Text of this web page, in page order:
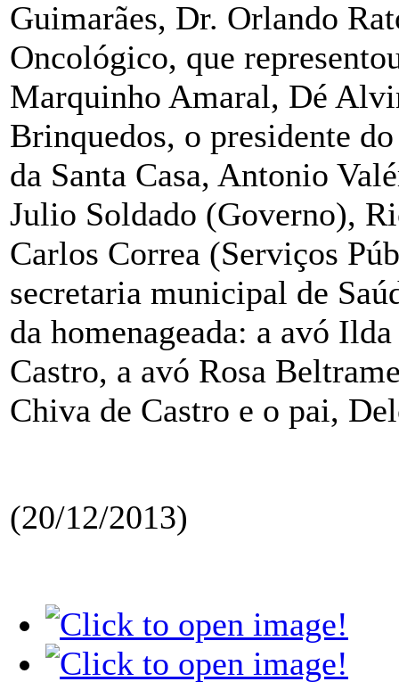
Guimarães, Dr. Orlando
Oncológico, que
Marquinho Amaral, Dé
Brinquedos, o presidente
da Santa Casa, Antonio
Julio Soldado (Governo),
Carlos Correa (Serviços
secretaria municipal de
da homenageada: a avó
Castro, a avó Rosa
Chiva de Castro e o pai,
(20/12/2013)